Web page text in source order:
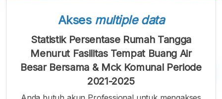
Akses multiple data
Statistik Persentase Rumah Tangga
Menurut Fasilitas Tempat Buang Air
Besar Bersama & Mck Komunal Periode
2021-2025